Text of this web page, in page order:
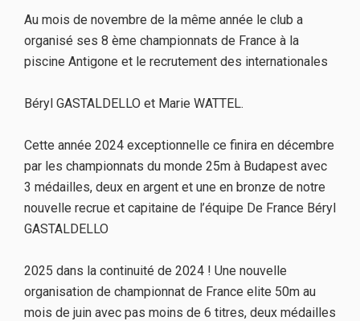
Au mois de novembre de la même année le club a
organisé ses 8 ème championnats de France à la
piscine Antigone et le recrutement des internationales
Béryl GASTALDELLO et Marie WATTEL.
Cette année 2024 exceptionnelle ce finira en décembre
par les championnats du monde 25m à Budapest avec
3 médailles, deux en argent et une en bronze de notre
nouvelle recrue et capitaine de l’équipe De France Béryl
GASTALDELLO
2025 dans la continuité de 2024 ! Une nouvelle
organisation de championnat de France elite 50m au
mois de juin avec pas moins de 6 titres, deux médailles